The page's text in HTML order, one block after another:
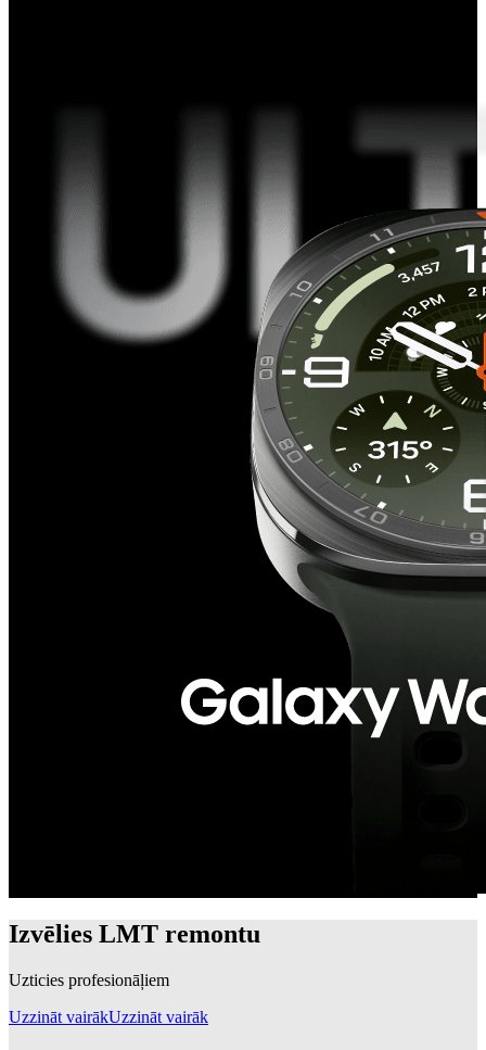
Izvēlies LMT remontu
Uzticies profesionāļiem
Uzzināt vairākUzzināt vairāk